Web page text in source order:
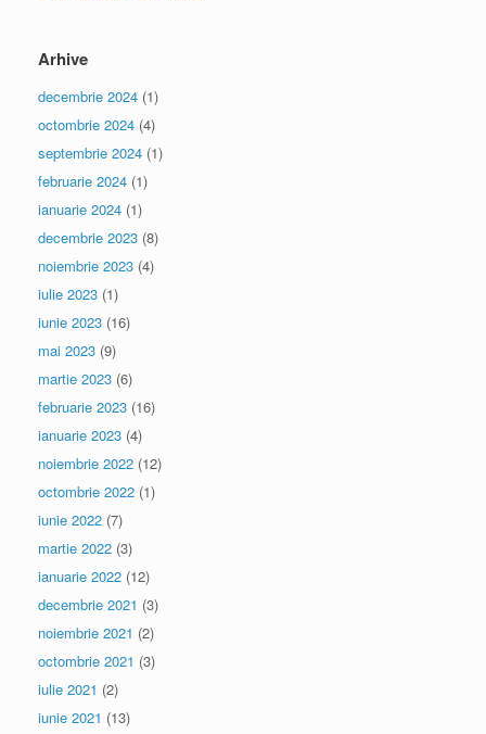
Arhive
decembrie 2024 (1)
octombrie 2024 (4)
septembrie 2024 (1)
februarie 2024 (1)
ianuarie 2024 (1)
decembrie 2023 (8)
noiembrie 2023 (4)
iulie 2023 (1)
iunie 2023 (16)
mai 2023 (9)
martie 2023 (6)
februarie 2023 (16)
ianuarie 2023 (4)
noiembrie 2022 (12)
octombrie 2022 (1)
iunie 2022 (7)
martie 2022 (3)
ianuarie 2022 (12)
decembrie 2021 (3)
noiembrie 2021 (2)
octombrie 2021 (3)
iulie 2021 (2)
iunie 2021 (13)